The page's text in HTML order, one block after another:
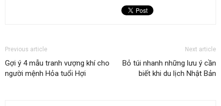
Previous article
Gợi ý 4 mẫu tranh vượng khí cho
người mệnh Hỏa tuổi Hợi
Next article
Bỏ túi nhanh những lưu ý cần
biết khi du lịch Nhật Bản